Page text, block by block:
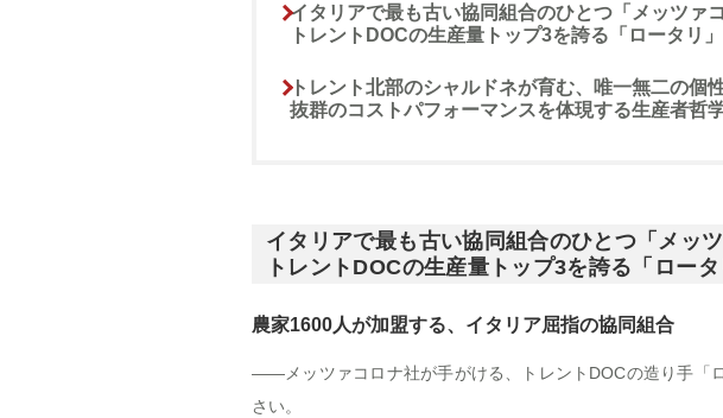
イタリアで最も古い協同組合のひとつ「メッツァコ
トレントDOCの生産量トップ3を誇る「ロータリ」
トレント北部のシャルドネが育む、唯一無二の個
抜群のコストパフォーマンスを体現する生産者哲
イタリアで最も古い協同組合のひとつ「メッツ
トレントDOCの生産量トップ3を誇る「ロータ
農家1600人が加盟する、イタリア屈指の協同組合
――メッツァコロナ社が手がける、トレントDOCの造り手「
さい。